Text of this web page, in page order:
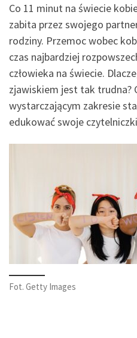
Co 11 minut na świecie
zabita przez swojego
rodziny. Przemoc wobec
czas najbardziej
człowieka na świecie.
zjawiskiem jest tak trudna?
wystarczającym zakresie
edukować swoje
Fot. Getty Images